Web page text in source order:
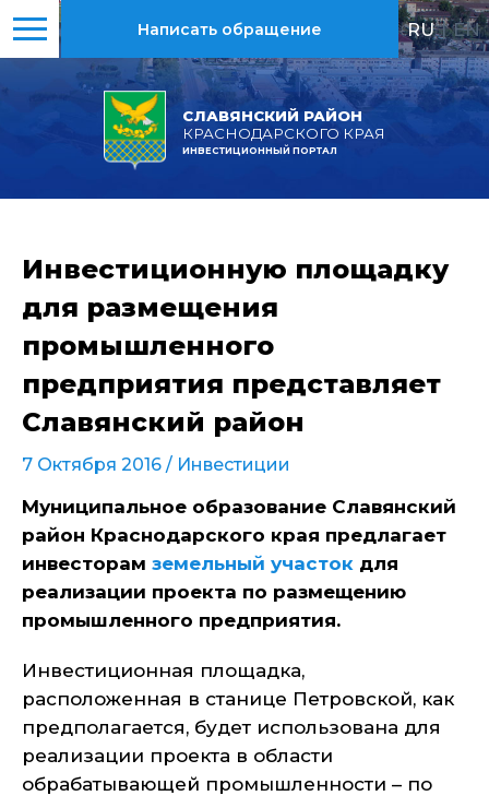
СЛАВЯНСКИЙ РАЙОН
КРАСНОДАРСКОГО КРАЯ
ИНВЕСТИЦИОННЫЙ ПОРТАЛ
Написать обращение RU | EN
Инвестиционную площадку
для размещения
промышленного
предприятия представляет
Славянский район
7 Октября 2016 / Инвестиции
Муниципальное образование Славянский
район Краснодарского края предлагает
инвесторам земельный участок для
реализации проекта по размещению
промышленного предприятия.
Инвестиционная площадка,
расположенная в станице Петровской, как
предполагается, будет использована для
реализации проекта в области
обрабатывающей промышленности – по